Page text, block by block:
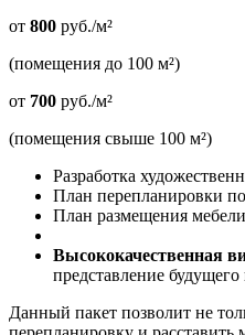
от 800 руб./м²
(помещения до 100 м²)
от 700 руб./м²
(помещения свыше 100 м²)
Разработка
План перепланировки
План размещения мебели
Высококачественная
представление будущего
Данный пакет позволит не